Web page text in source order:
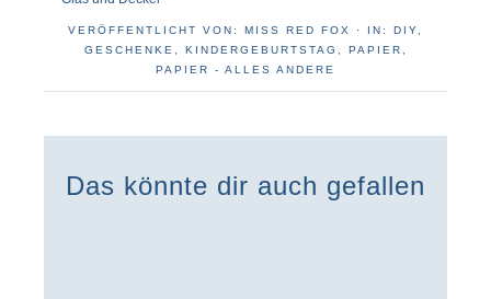
VERÖFFENTLICHT VON: MISS RED FOX · IN: DIY
GESCHENKE
KINDERGEBURTSTAG PAPIER
PAPIER - ALLES ANDERE
Das könnte dir auch gefallen